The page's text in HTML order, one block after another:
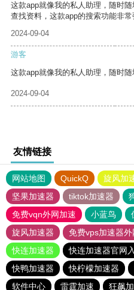
这款app就像我的私人助理，随时
查找资料，这款app的搜索功能非
2024-09-04
游客
这款app就像我的私人助理，随时随
2024-09-04
友情链接
网站地图 QuickQ 旋风加
坚果加速器
tiktok加速器
免费vqn外网加速
小蓝鸟
旋风加速器
免费vps加速器外
快连加速器
快连加速器官网
快鸭加速器
快柠檬加速器
软件中心
雷霆加速 狂飙